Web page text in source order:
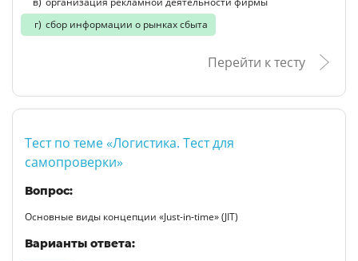
сбор информации о рынках сбыта
Перейти к тесту
Тест по теме «Логистика. Тест для
самопроверки»
Вопрос:
Основные виды концепции «Just-in-time» (JIT)
Варианты ответа: